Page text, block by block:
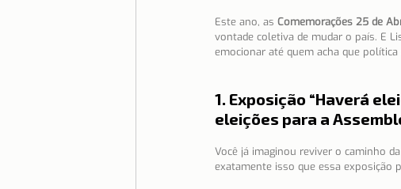
Este ano, as Comemorações 25 de
vontade coletiva de mudar o país. E
emocionar até quem acha que
1. Exposição “Haverá
eleições para a
Você já imaginou reviver o caminho
exatamente isso que essa exposição